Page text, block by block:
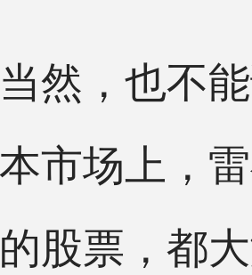
，也不能
市场上，
股票，都